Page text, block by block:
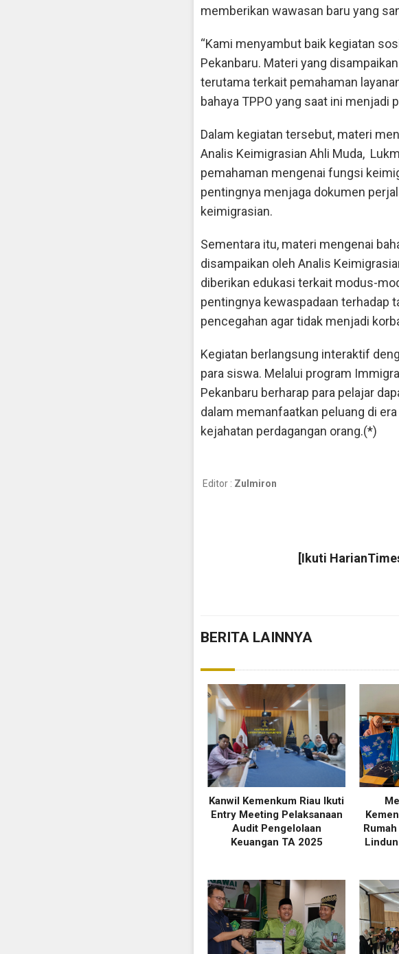
memberikan wawasan baru yang
“Kami menyambut baik kegiatan
Pekanbaru. Materi yang
terutama terkait pemahaman
bahaya TPPO yang saat ini menjadi
Dalam kegiatan tersebut, materi
Analis Keimigrasian Ahli Muda,
pemahaman mengenai fungsi
pentingnya menjaga dokumen
keimigrasian.
Sementara itu, materi mengenai
disampaikan oleh Analis
diberikan edukasi terkait modus-
pentingnya kewaspadaan terhadap
pencegahan agar tidak menjadi
Kegiatan berlangsung interaktif
para siswa. Melalui program
Pekanbaru berharap para pelajar
dalam memanfaatkan peluang di
kejahatan perdagangan orang.(*)
Editor : Zulmiron
[Ikuti
BERITA LAINNYA
Kanwil Kemenkum Riau Ikuti
Entry Meeting Pelaksanaan
Audit Pengelolaan
Keuangan TA 2025